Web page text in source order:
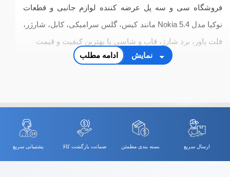
فروشگاه سی و سه پل عرضه کننده لوازم جانبی و قطعات
نوکیا مدل Nokia 5.4 مانند کیس، گلس سرامیکی، کابل، شارژر،
فلت پاور، برد شارژ، قاب و شاسی با بهترین کیفیت و قیمت
نمایش
ادامه مطلب
ارسال سریع بسته بندی مطمئن ضمانت بازگشت کالا پشتیبانی سریع